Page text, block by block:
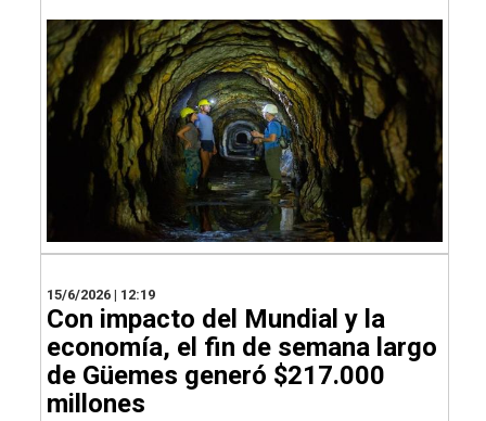
15/6/2026 | 12:19
Con impacto del Mundial y la
economía, el fin de semana largo
de Güemes generó $217.000
millones